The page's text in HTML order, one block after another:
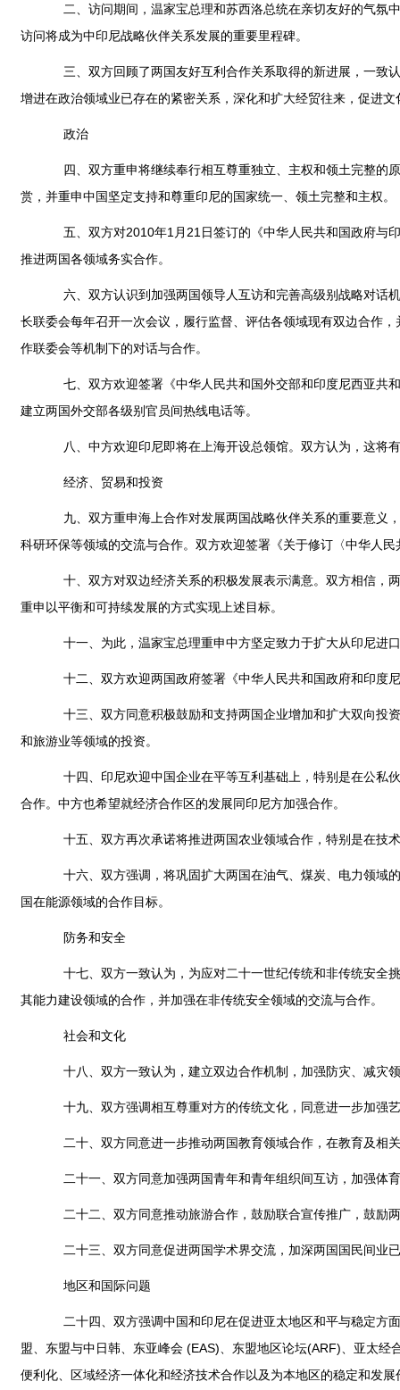
二、访问期间，温家宝总理和苏西洛总统在亲切友好的气氛中
访问将成为中印尼战略伙伴关系发展的重要里程碑。
三、双方回顾了两国友好互利合作关系取得的新进展，一致认
增进在政治领域业已存在的紧密关系，深化和扩大经贸往来，促进
政治
四、双方重申将继续奉行相互尊重独立、主权和领土完整的原
赏，并重申中国坚定支持和尊重印尼的国家统一、领土完整和主权。
五、双方对2010年1月21日签订的《中华人民共和国政府与印
推进两国各领域务实合作。
六、双方认识到加强两国领导人互访和完善高级别战略对话机
长联委会每年召开一次会议，履行监督、评估各领域现有双边合作
作联委会等机制下的对话与合作。
七、双方欢迎签署《中华人民共和国外交部和印度尼西亚共和
建立两国外交部各级别官员间热线电话等。
八、中方欢迎印尼即将在上海开设总领馆。双方认为，这将
经济、贸易和投资
九、双方重申海上合作对发展两国战略伙伴关系的重要意义，
科研环保等领域的交流与合作。双方欢迎签署《关于修订〈中华人
十、双方对双边经济关系的积极发展表示满意。双方相信，
重申以平衡和可持续发展的方式实现上述目标。
十一、为此，温家宝总理重申中方坚定致力于扩大从印尼进
十二、双方欢迎两国政府签署《中华人民共和国政府和印度
十三、双方同意积极鼓励和支持两国企业增加和扩大双向投资
和旅游业等领域的投资。
十四、印尼欢迎中国企业在平等互利基础上，特别是在公私伙
合作。中方也希望就经济合作区的发展同印尼方加强合作。
十五、双方再次承诺将推进两国农业领域合作，特别是在技
十六、双方强调，将巩固扩大两国在油气、煤炭、电力领域的
国在能源领域的合作目标。
防务和安全
十七、双方一致认为，为应对二十一世纪传统和非传统安全挑
其能力建设领域的合作，并加强在非传统安全领域的交流与合作。
社会和文化
十八、双方一致认为，建立双边合作机制，加强防灾、减灾
十九、双方强调相互尊重对方的传统文化，同意进一步加强
二十、双方同意进一步推动两国教育领域合作，在教育及相
二十一、双方同意加强两国青年和青年组织间互访，加强体
二十二、双方同意推动旅游合作，鼓励联合宣传推广，鼓励
二十三、双方同意促进两国学术界交流，加深两国国民间业
地区和国际问题
二十四、双方强调中国和印尼在促进亚太地区和平与稳定方面
盟、东盟与中日韩、东亚峰会 (EAS)、东盟地区论坛(ARF)、亚太
便利化、区域经济一体化和经济技术合作以及为本地区的稳定和发展